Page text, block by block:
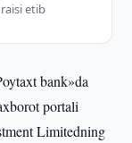
etib
bank»da
portali
Limitedning